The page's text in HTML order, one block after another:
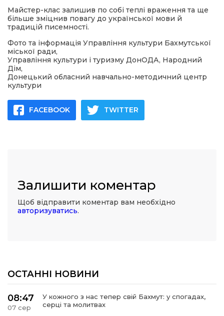
Майстер-клас залишив по собі теплі враження та ще
більше зміцнив повагу до української мови й
традицій писемності.
Фото та інформація Управління культури Бахмутської
міської ради,
Управління культури і туризму ДонОДА, Народний
Дім,
Донецький обласний навчально-методичний центр
культури
FACEBOOK TWITTER
Залишити коментар
Щоб відправити коментар вам необхідно
авторизуватись.
ОСТАННІ НОВИНИ
08:47
07 сер
У кожного з нас тепер свій Бахмут: у спогадах,
серці та молитвах